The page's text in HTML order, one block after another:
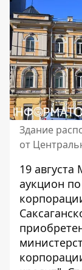
Здание
от
19
аукцион